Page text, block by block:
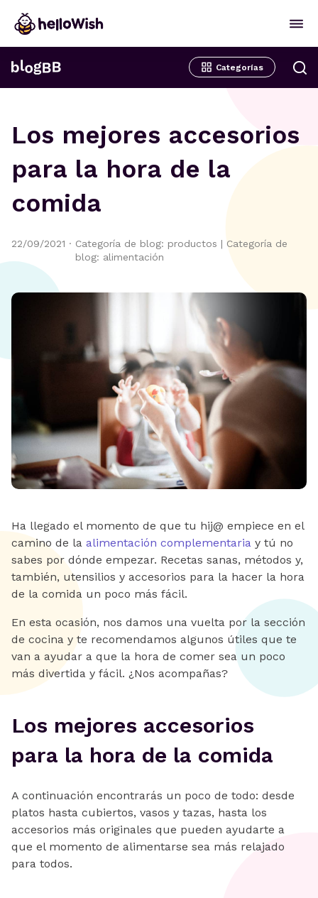
Categorías
Los mejores accesorios
para la hora de la
comida
22/09/2021 · Categoría de blog: productos | Categoría de
blog: alimentación
Ha llegado el momento de que tu hij@ empiece en el
camino de la alimentación complementaria y tú no
sabes por dónde empezar. Recetas sanas, métodos y,
también, utensilios y accesorios para la hacer la hora
de la comida un poco más fácil.
En esta ocasión, nos damos una vuelta por la sección
de cocina y te recomendamos algunos útiles que te
van a ayudar a que la hora de comer sea un poco
más divertida y fácil. ¿Nos acompañas?
Los mejores accesorios
para la hora de la comida
A continuación encontrarás un poco de todo: desde
platos hasta cubiertos, vasos y tazas, hasta los
accesorios más originales que pueden ayudarte a
que el momento de alimentarse sea más relajado
para todos.